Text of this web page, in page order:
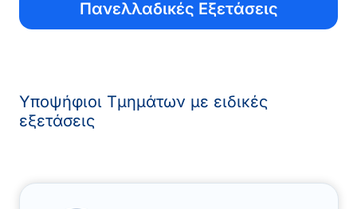
Πανελλαδικές Εξετάσεις
Υποψήφιοι Τμημάτων με ειδικές
εξετάσεις